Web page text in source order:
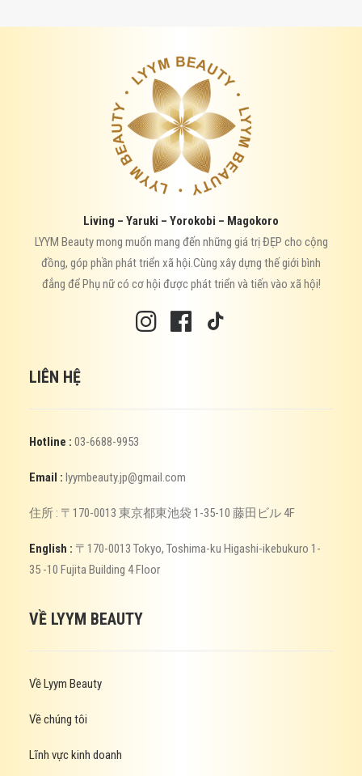
Living – Yaruki – Yorokobi – Magokoro
LYYM Beauty mong muốn mang đến những giá trị ĐẸP cho cộng
đồng, góp phần phát triển xã hội.Cùng xây dựng thế giới bình
đẳng để Phụ nữ có cơ hội được phát triển và tiến vào xã hội!
LIÊN HỆ
Hotline : 03-6688-9953
Email : lyymbeauty.jp@gmail.com
住所 : 〒170-0013 東京都東池袋 1-35-10 藤田ビル 4F
English : 〒170-0013 Tokyo, Toshima-ku Higashi-ikebukuro 1-
35 -10 Fujita Building 4 Floor
VỀ LYYM BEAUTY
Về Lyym Beauty
Về chúng tôi
Lĩnh vực kinh doanh